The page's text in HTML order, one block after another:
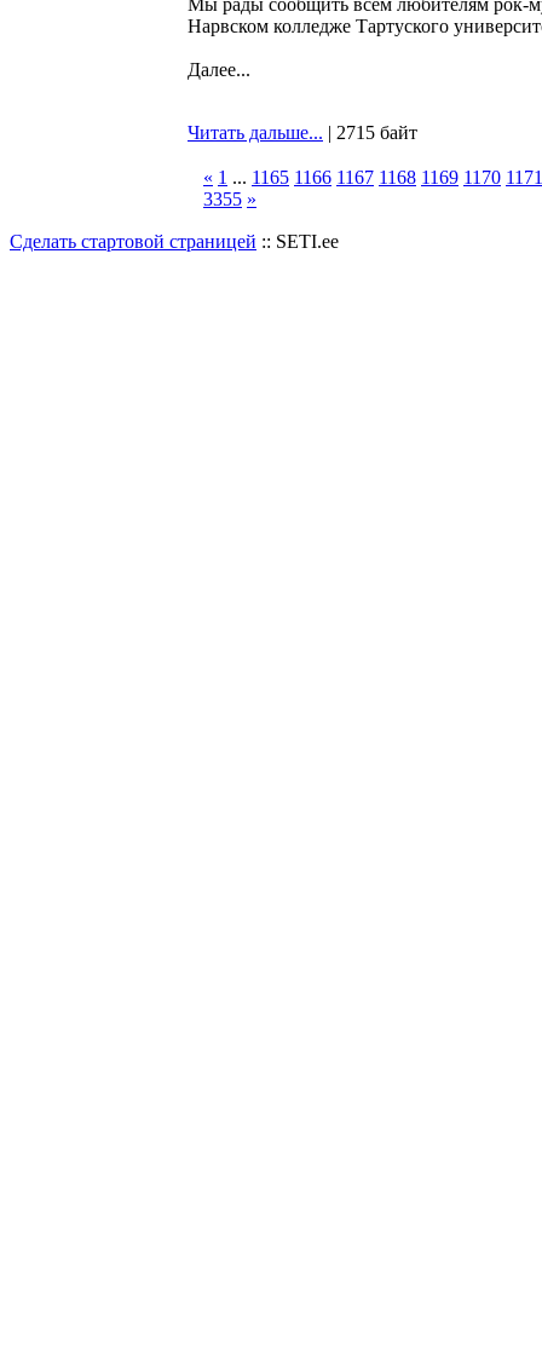
Мы рады сообщить всем любителям рок-
Нарвском колледже Тартуского
Далее...
Читать дальше... | 2715 байт
« 1 ... 1165 1166 1167 1168 1169 1170 1171
3355 »
Сделать стартовой страницей :: SETI.ee